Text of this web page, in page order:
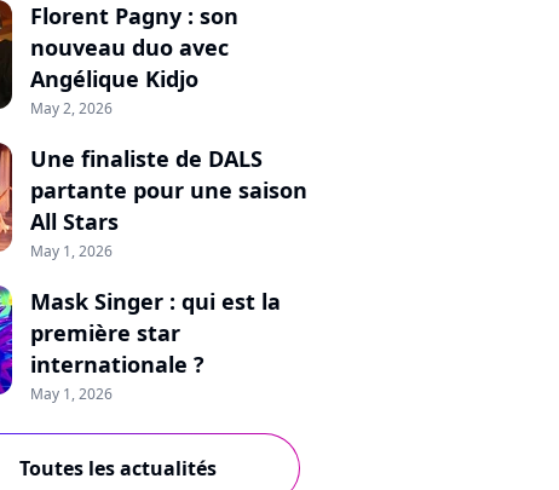
Florent Pagny : son
nouveau duo avec
Angélique Kidjo
May 2, 2026
Une finaliste de DALS
partante pour une saison
All Stars
May 1, 2026
Mask Singer : qui est la
première star
internationale ?
May 1, 2026
Toutes les actualités